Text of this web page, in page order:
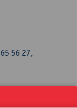
56 27,